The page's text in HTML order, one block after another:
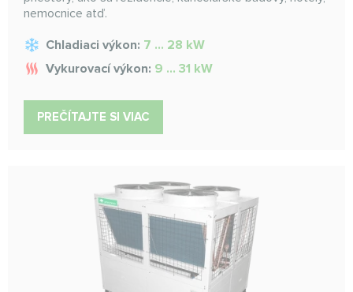
nemocnice atď.
Chladiaci výkon: 7 ... 28 kW
Vykurovací výkon: 9 ... 31 kW
PREČÍTAJTE SI VIAC